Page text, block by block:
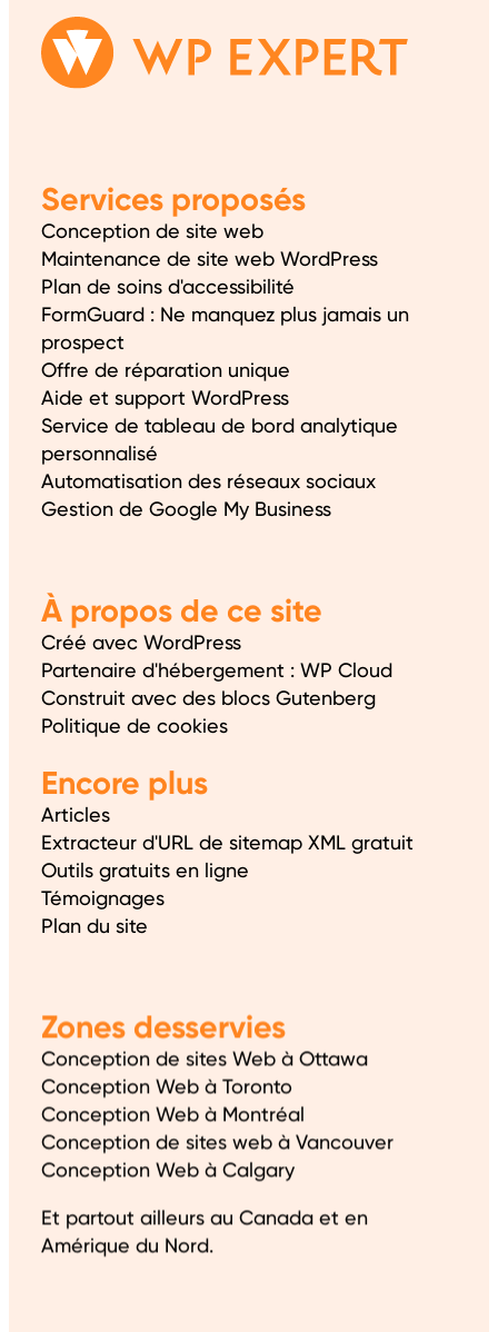
Services proposés
Conception de site web
Maintenance de site web WordPress
Plan de soins d'accessibilité
FormGuard : Ne manquez plus jamais un
prospect
Offre de réparation unique
Aide et support WordPress
Service de tableau de bord analytique
personnalisé
Automatisation des réseaux sociaux
Gestion de Google My Business
À propos de ce site
Créé avec WordPress
Partenaire d'hébergement : WP Cloud
Construit avec des blocs Gutenberg
Politique de cookies
Encore plus
Articles
Extracteur d'URL de sitemap XML gratuit
Outils gratuits en ligne
Témoignages
Plan du site
Zones desservies
Conception de sites Web à Ottawa
Conception Web à Toronto
Conception Web à Montréal
Conception de sites web à Vancouver
Conception Web à Calgary
Et partout ailleurs au Canada et en
Amérique du Nord.